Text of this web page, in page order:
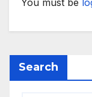
You must be
Search